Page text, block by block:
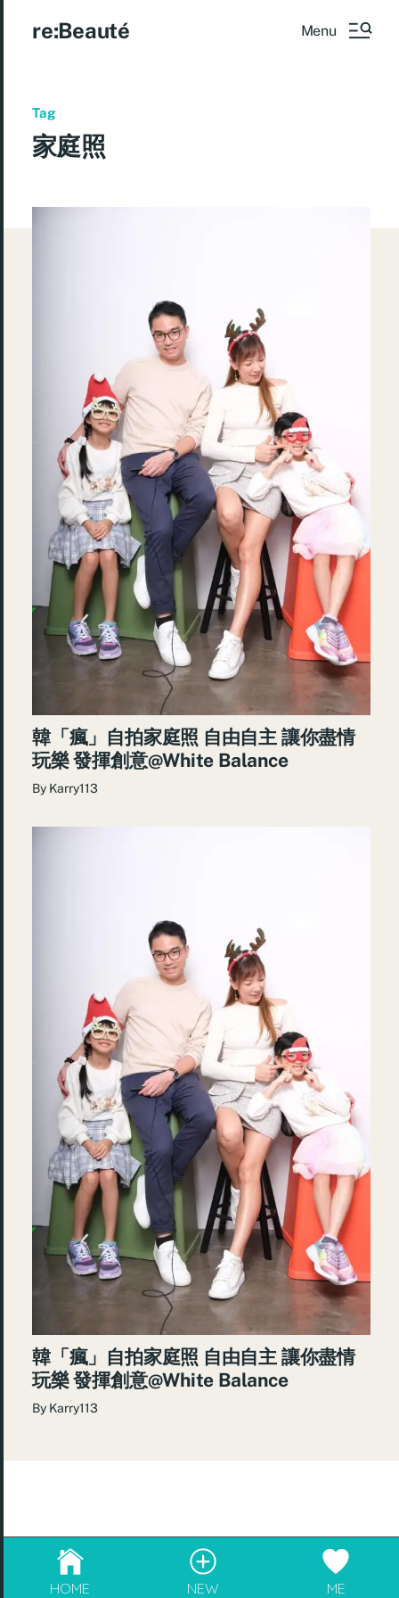
成為blogger，請電郵至 info@rebeaute.hk
re:Beauté Menu
Tag
家庭照
韓「瘋」自拍家庭照 自由自主 讓你盡情
玩樂 發揮創意@White Balance
By Karry113
韓「瘋」自拍家庭照 自由自主 讓你盡情
玩樂 發揮創意@White Balance
By Karry113
© 2026 re:Beauté
HOME NEW ME